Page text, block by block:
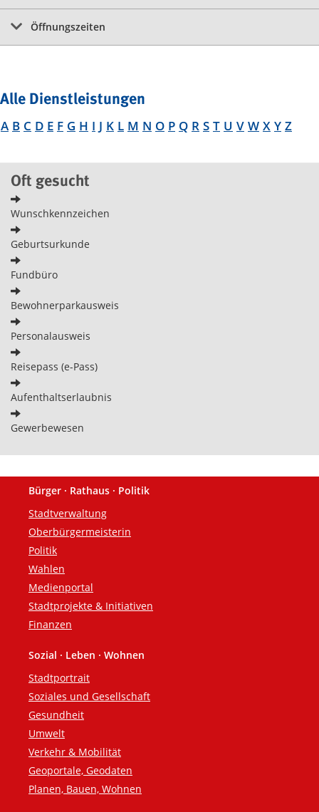
Öffnungszeiten
Alle Dienstleistungen
A B C D E F G H I J K L M N O P Q R S T U V W X Y Z
Oft gesucht
Wunschkennzeichen
Geburtsurkunde
Fundbüro
Bewohnerparkausweis
Personalausweis
Reisepass (e-Pass)
Aufenthaltserlaubnis
Gewerbewesen
Fußzeile
Bürger · Rathaus · Politik
Stadtverwaltung
Oberbürgermeisterin
Politik
Wahlen
Medienportal
Stadtprojekte & Initiativen
Finanzen
Sozial · Leben · Wohnen
Stadtportrait
Soziales und Gesellschaft
Gesundheit
Umwelt
Verkehr & Mobilität
Geoportale, Geodaten
Planen, Bauen, Wohnen